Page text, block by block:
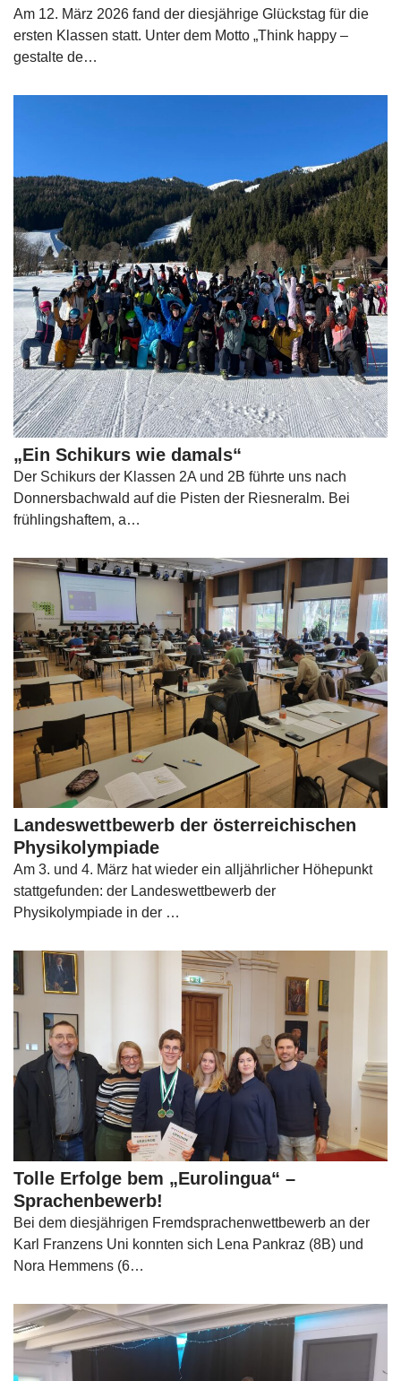
Am 12. März 2026 fand der diesjährige Glückstag für die
ersten Klassen statt. Unter dem Motto „Think happy –
gestalte de…
„Ein Schikurs wie damals“
Der Schikurs der Klassen 2A und 2B führte uns nach
Donnersbachwald auf die Pisten der Riesneralm. Bei
frühlingshaftem, a…
Landeswettbewerb der österreichischen
Physikolympiade
Am 3. und 4. März hat wieder ein alljährlicher Höhepunkt
stattgefunden: der Landeswettbewerb der
Physikolympiade in der …
Tolle Erfolge bem „Eurolingua“ –
Sprachenbewerb!
Bei dem diesjährigen Fremdsprachenwettbewerb an der
Karl Franzens Uni konnten sich Lena Pankraz (8B) und
Nora Hemmens (6…